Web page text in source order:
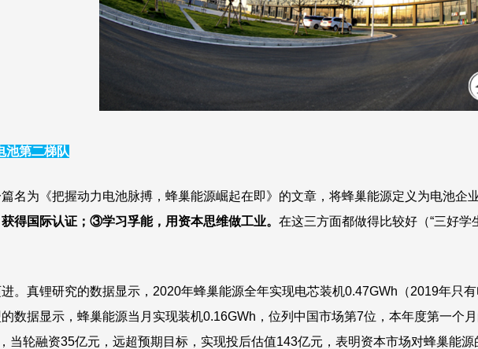
池第二梯队
名为《把握动力电池脉搏，蜂巢能源崛起在即》的文章，将蜂巢能源定义为电池企
得国际认证；③学习孚能，用资本思维做工业。 在这三方面都做得比较好（“三好
。真锂研究的数据显示，2020年蜂巢能源全年实现电芯装机0.47GWh（2019年只
数据显示，蜂巢能源当月实现装机0.16GWh，位列中国市场第7位，本年度第一个
当轮融资35亿元，远超预期目标，实现投后估值143亿元，表明资本市场对蜂巢能源